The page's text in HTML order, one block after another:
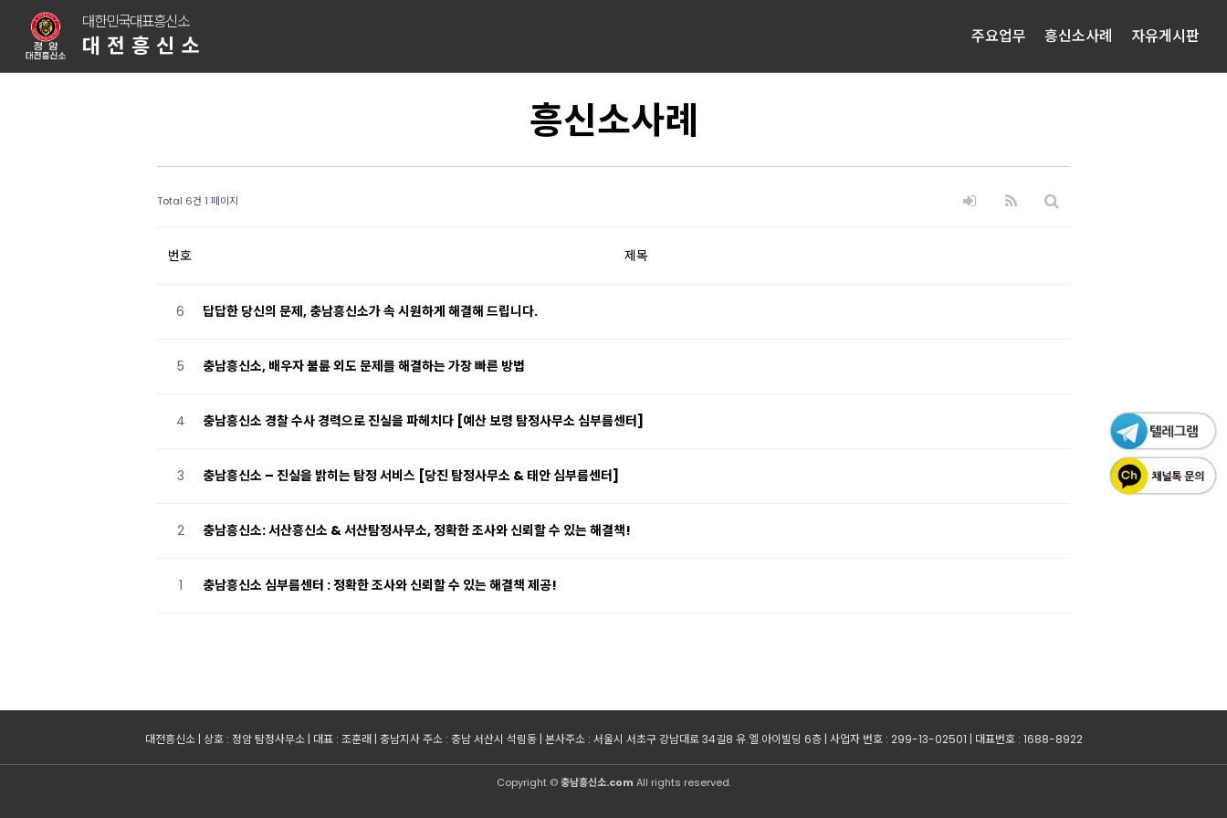
대한민국대표흥신소
대전흥신소 주요업무 흥신소사례 자유게시판
흥신소사례
Total 6건 1 페이지
번호 제목
6 답답한 당신의 문제, 충남흥신소가 속 시원하게 해결해 드립니다.
5 충남흥신소, 배우자 불륜 외도 문제를 해결하는 가장 빠른 방법
4 충남흥신소 경찰 수사 경력으로 진실을 파헤치다 [예산 보령 탐정사무소 심부름센터]
3 충남흥신소 – 진실을 밝히는 탐정 서비스 [당진 탐정사무소 & 태안 심부름센터]
2 충남흥신소: 서산흥신소 & 서산탐정사무소, 정확한 조사와 신뢰할 수 있는 해결책!
1 충남흥신소 심부름센터 : 정확한 조사와 신뢰할 수 있는 해결책 제공!
대전흥신소 | 상호 : 정암 탐정사무소 | 대표 : 조훈래 | 충남지사 주소 : 충남 서산시 석림동 | 본사주소 : 서울시 서초구 강남대로 34길8 유.엘.아이빌딩 6층 | 사업자 번호 : 299-13-02501 | 대표번호 : 1688-8922
Copyright ©충남흥신소.com All rights reserved.